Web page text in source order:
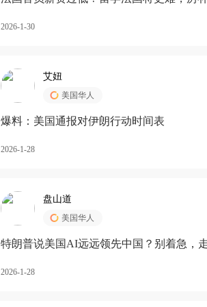
2026-1-30
艾妞
美国华人
爆料：美国通报对伊朗行动时间表
2026-1-28
盘山道
美国华人
特朗普说美国AI远远领先中国？别着急，
2026-1-28